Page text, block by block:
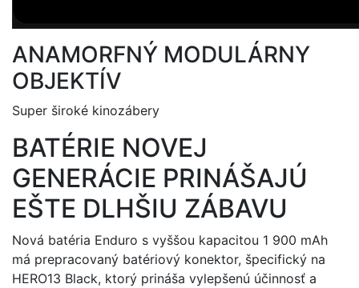
ANAMORFNÝ MODULÁRNY
OBJEKTÍV
Super široké kinozábery
BATÉRIE NOVEJ
GENERÁCIE PRINÁŠAJÚ
EŠTE DLHŠIU ZÁBAVU
Nová batéria Enduro s vyššou kapacitou 1 900 mAh
má prepracovaný batériový konektor, špecifický na
HERO13 Black, ktorý prináša vylepšenú účinnosť a